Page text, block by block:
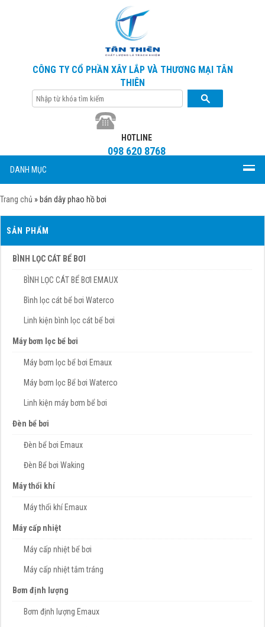
CÔNG TY CỔ PHẦN XÂY LẮP VÀ THƯƠNG MẠI TÂN
THIÊN
HOTLINE
098 620 8768
DANH MỤC
Trang chủ » bán dây phao hồ bơi
SẢN PHẨM
BÌNH LỌC CÁT BỂ BƠI
BÌNH LỌC CÁT BỂ BƠI EMAUX
Bình lọc cát bể bơi Waterco
Linh kiện bình lọc cát bể bơi
Máy bơm lọc bể bơi
Máy bơm lọc bể bơi Emaux
Máy bơm lọc Bể bơi Waterco
Linh kiện máy bơm bể bơi
Đèn bể bơi
Đèn bể bơi Emaux
Đèn Bể bơi Waking
Máy thổi khí
Máy thổi khí Emaux
Máy cấp nhiệt
Máy cấp nhiệt bể bơi
Máy cấp nhiệt tắm tráng
Bơm định lượng
Bơm định lượng Emaux